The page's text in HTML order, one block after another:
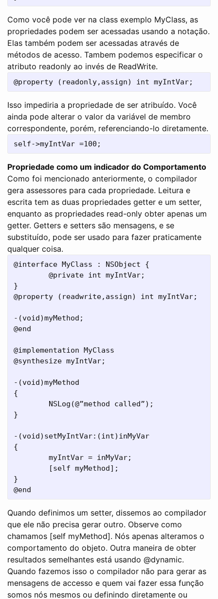
Como você pode ver na class exemplo MyClass, as
propriedades podem ser acessadas ​​usando a notação.
Elas também podem ser acessadas ​​através de
métodos de acesso. Tambem podemos especificar o
atributo readonly ao invés de ReadWrite.
@property (readonly,assign) int myIntVar;
Isso impediria a propriedade de ser atribuído. Você
ainda pode alterar o valor da variável de membro
correspondente, porém, referenciando-lo diretamente.
self->myIntVar =100;
Propriedade como um indicador do Comportamento
Como foi mencionado anteriormente, o compilador
gera assessores para cada propriedade. Leitura e
escrita tem as duas propriedades getter e um setter,
enquanto as propriedades read-only obter apenas um
getter. Getters e setters são mensagens, e se
substituído, pode ser usado para fazer praticamente
qualquer coisa.
@interface MyClass : NSObject {
        @private int myIntVar;
}
@property (readwrite,assign) int myIntVar;
-(void)myMethod;
@end
@implementation MyClass
@synthesize myIntVar;
-(void)myMethod
{
        NSLog(@”method called”);
}
-(void)setMyIntVar:(int)inMyVar
{
        myIntVar = inMyVar;
        [self myMethod];
}
Quando definimos um setter, dissemos ao compilador
que ele não precisa gerar outro. Observe como
chamamos [self myMethod]. Nós apenas alteramos o
comportamento do objeto. Outra maneira de obter
resultados semelhantes está usando @dynamic.
Quando fazemos isso o compilador não para gerar as
mensagens de accesso e quem vai fazer essa função
somos nós mesmos ou definindo diretamente ou